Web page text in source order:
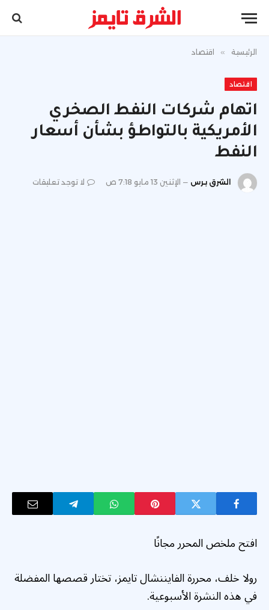
الرئيسية » اقتصاد
اقتصاد
اتهام شركات النفط الصخري
الأمريكية بالتواطؤ بشأن أسعار
النفط
الشرق برس الإثنين 13 مايو 7:18 ص لا توجد تعليقات
افتح ملخص المحرر مجانًا
رولا خلف، محررة الفايننشال تايمز، تختار قصصها المفضلة
في هذه النشرة الأسبوعية.